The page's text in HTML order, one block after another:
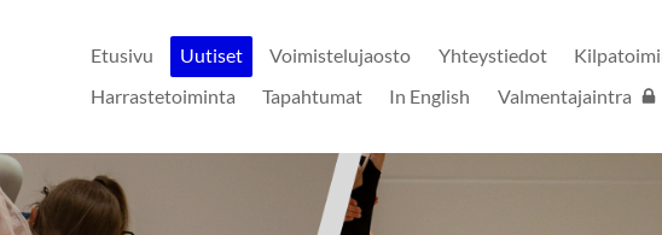
Etusivu Uutiset Voimistelujaosto Yhteystiedot
Harrastetoiminta
Tapahtumat In English Valmentajaintra